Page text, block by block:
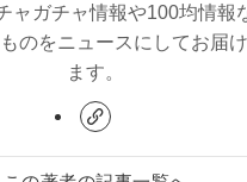
ャガチャ情報や100均情報
のをニュースにしてお届
ます。